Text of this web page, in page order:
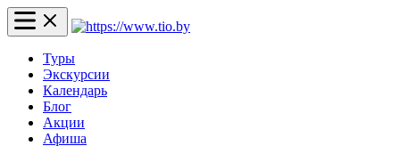
Туры
Экскурсии
Календарь
Блог
Акции
Афиша